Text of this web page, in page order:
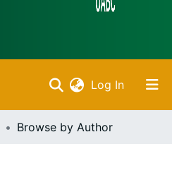
Log In(current)
InicioBrowse by Author